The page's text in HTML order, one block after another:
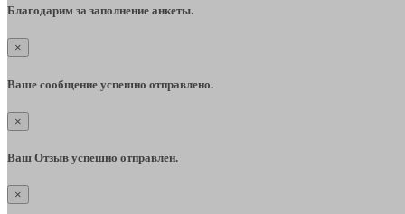
Благодарим за заполнение анкеты.
×
Ваше сообщение успешно отправлено.
×
Ваш Отзыв успешно отправлен.
×